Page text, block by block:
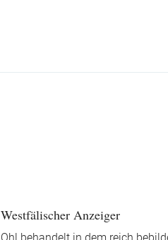
Westfälischer Anzeiger